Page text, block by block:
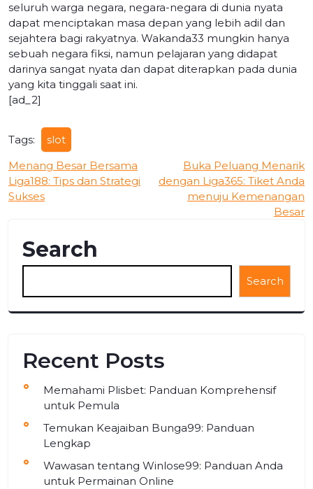
seluruh warga negara, negara-negara di dunia nyata
dapat menciptakan masa depan yang lebih adil dan
sejahtera bagi rakyatnya. Wakanda33 mungkin hanya
sebuah negara fiksi, namun pelajaran yang didapat
darinya sangat nyata dan dapat diterapkan pada dunia
yang kita tinggali saat ini.
[ad_2]
Tags: slot
Post
navigation
Menang Besar Bersama
Liga188: Tips dan Strategi
Sukses
Buka Peluang Menarik
dengan Liga365: Tiket Anda
menuju Kemenangan
Besar
Search
Search
Recent Posts
Memahami Plisbet: Panduan Komprehensif
untuk Pemula
Temukan Keajaiban Bunga99: Panduan
Lengkap
Wawasan tentang Winlose99: Panduan Anda
untuk Permainan Online